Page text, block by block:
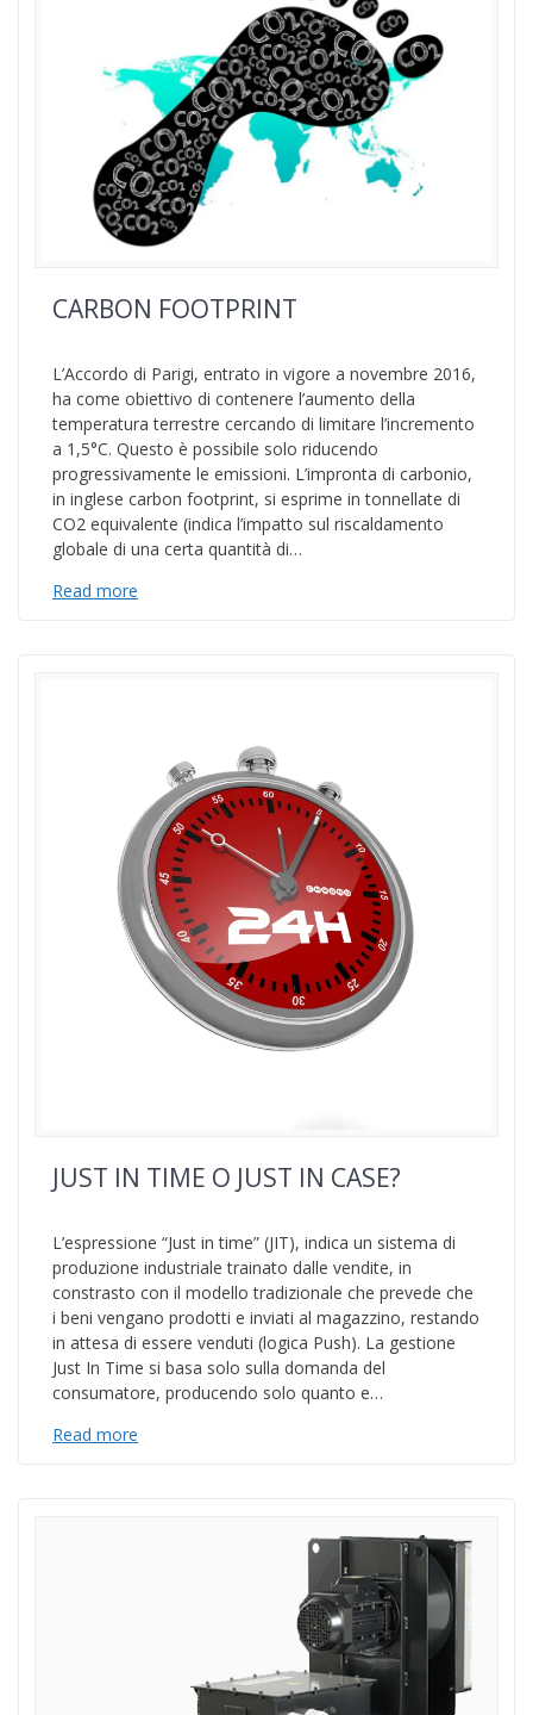
CARBON FOOTPRINT
L’Accordo di Parigi, entrato in vigore a novembre 2016,
ha come obiettivo di contenere l’aumento della
temperatura terrestre cercando di limitare l’incremento
a 1,5°C. Questo è possibile solo riducendo
progressivamente le emissioni. L’impronta di carbonio,
in inglese carbon footprint, si esprime in tonnellate di
CO2 equivalente (indica l’impatto sul riscaldamento
globale di una certa quantità di…
Read more
JUST IN TIME O JUST IN CASE?
L’espressione “Just in time” (JIT), indica un sistema di
produzione industriale trainato dalle vendite, in
constrasto con il modello tradizionale che prevede che
i beni vengano prodotti e inviati al magazzino, restando
in attesa di essere venduti (logica Push). La gestione
Just In Time si basa solo sulla domanda del
consumatore, producendo solo quanto e…
Read more